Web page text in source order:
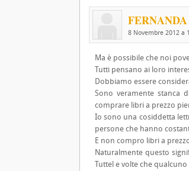
FERNANDA
8 Novembre 2012 a
Ma è possibile che noi
Tutti pensano ai loro
Dobbiamo essere
Sono veramente stanca
comprare libri a prezzo
Io sono una cosiddetta
persone che hanno
E non compro libri a
Naturalmente questo
Tuttel e volte che